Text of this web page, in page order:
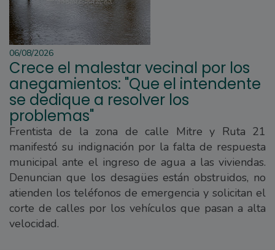
06/08/2026
Crece el malestar vecinal por los
anegamientos: "Que el intendente
se dedique a resolver los
problemas"
Frentista de la zona de calle Mitre y Ruta 21
manifestó su indignación por la falta de respuesta
municipal ante el ingreso de agua a las viviendas.
Denuncian que los desagües están obstruidos, no
atienden los teléfonos de emergencia y solicitan el
corte de calles por los vehículos que pasan a alta
velocidad.